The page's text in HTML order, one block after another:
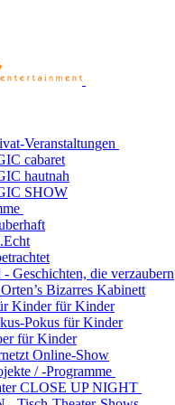
Veranstaltungen
cabaret
hautnah
SHOW
- Geschichten, die verzaubern
Bizarres Kabinett
Kinder für Kinder
Pokus für Kinder
für Kinder
Online-Show
/ -Programme
CLOSE UP NIGHT